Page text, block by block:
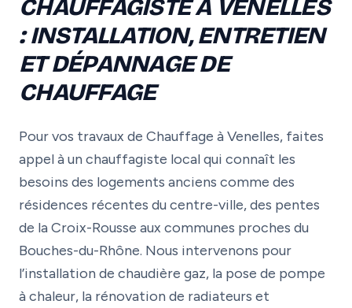
CHAUFFAGISTE À VENELLES
: INSTALLATION, ENTRETIEN
ET DÉPANNAGE DE
CHAUFFAGE
Pour vos travaux de Chauffage à Venelles, faites
appel à un chauffagiste local qui connaît les
besoins des logements anciens comme des
résidences récentes du centre-ville, des pentes
de la Croix-Rousse aux communes proches du
Bouches-du-Rhône. Nous intervenons pour
l’installation de chaudière gaz, la pose de pompe
à chaleur, la rénovation de radiateurs et